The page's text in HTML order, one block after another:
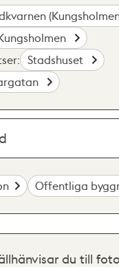
Stadshuset
Offentliga
du till